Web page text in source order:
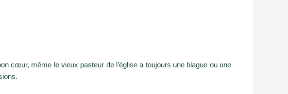
cœur, même le vieux pasteur de l’église a toujours une blague ou une